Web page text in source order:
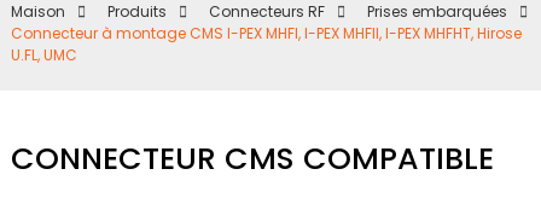
Maison Produits Connecteurs RF
Prises embarquées
Connecteur à montage CMS I-PEX MHFI, I-PEX MHFII, I-PEX MHFHT, Hirose
U.FL, UMC
CONNECTEUR CMS COMPATIBLE